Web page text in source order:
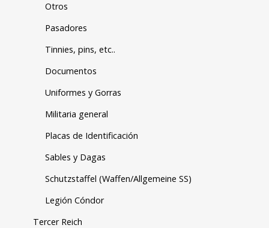
Otros
Pasadores
Tinnies, pins, etc..
Documentos
Uniformes y Gorras
Militaria general
Placas de Identificación
Sables y Dagas
Schutzstaffel (Waffen/Allgemeine SS)
Legión Cóndor
Tercer Reich